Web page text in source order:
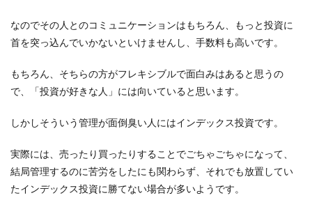
なのでその人とのコミュニケーションはもちろん、もっと投資に
首を突っ込んでいかないといけませんし、手数料も高いです。
もちろん、そちらの方がフレキシブルで面白みはあると思うの
で、「投資が好きな人」には向いていると思います。
しかしそういう管理が面倒臭い人にはインデックス投資です。
実際には、売ったり買ったりすることでごちゃごちゃになって、
結局管理するのに苦労をしたにも関わらず、それでも放置してい
たインデックス投資に勝てない場合が多いようです。